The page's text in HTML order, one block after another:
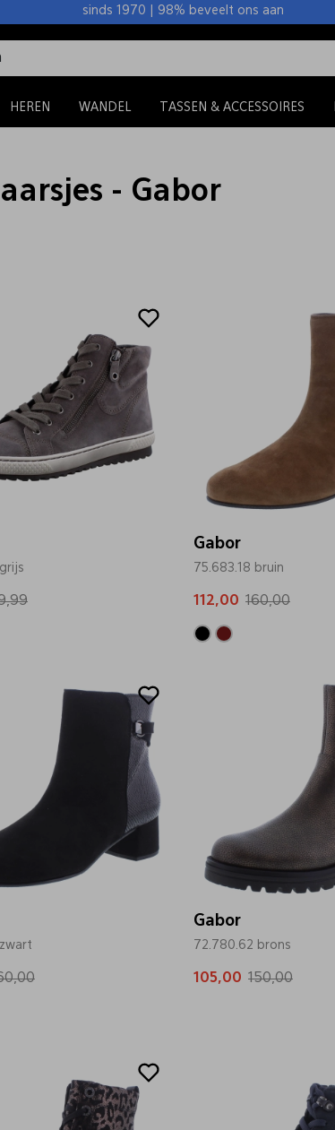
sinds 1970 | 98% beveelt ons aan
HEREN WANDEL TASSEN & ACCESSOIRES
- Gabor
Gabor
75.683.18 bruin
112,00 160,00
Gabor
72.780.62 brons
105,00 150,00